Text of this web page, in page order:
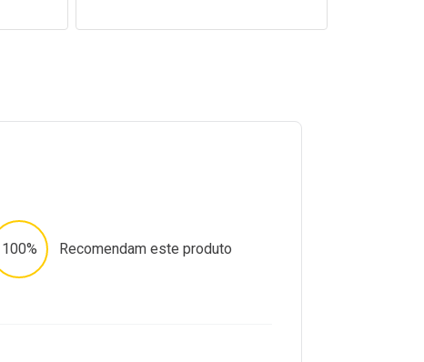
100% Recomendam este produto